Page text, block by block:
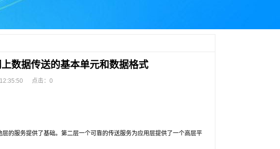
数据传送的基本单元和数据格式
点击： 0
的服务提供了基础。第二层一个可靠的传送服务为应用层提供了一个高层平